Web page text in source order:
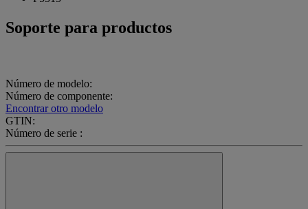
Soporte para productos
Número de modelo:
Número de componente:
Encontrar otro modelo
GTIN:
Número de serie :